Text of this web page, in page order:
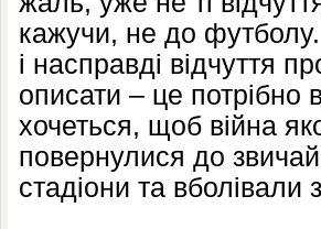
кажучи, не до
і насправді відчуття
описати – це потрібно
хочеться, щоб війна
повернулися до
стадіони та